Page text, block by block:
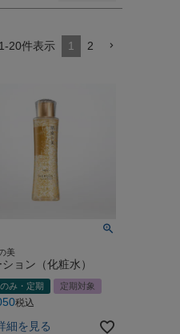
1-20件表示 1 2
美
ション（化粧水）
み・定期 定期対象
税込
細を見る